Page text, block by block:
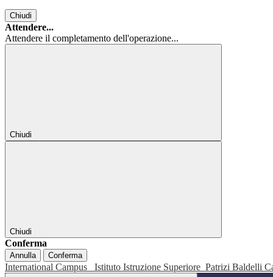
Chiudi
Attendere...
Attendere il completamento dell'operazione...
Chiudi
Chiudi
Conferma
Annulla Conferma
International Campus Istituto Istruzione Superiore Patrizi Baldelli